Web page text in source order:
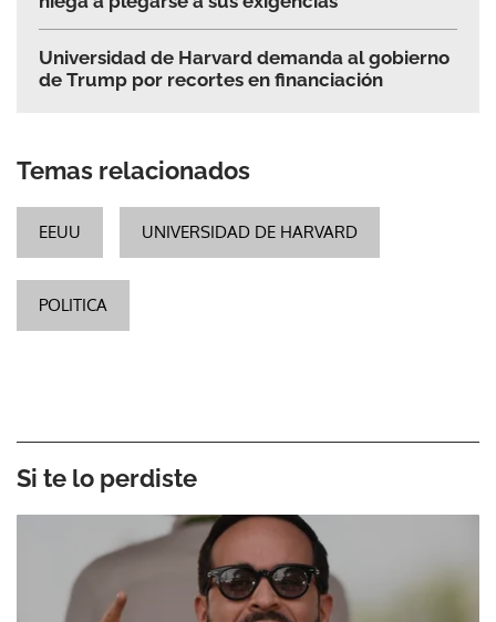
Universidad de Harvard demanda al gobierno
de Trump por recortes en financiación
Temas relacionados
EEUU UNIVERSIDAD DE HARVARD
POLITICA
Si te lo perdiste